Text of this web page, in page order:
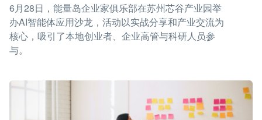
6月28日，能量岛企业家俱乐部在苏州芯谷产业园举
办AI智能体应用沙龙，活动以实战分享和产业交流为
核心，吸引了本地创业者、企业高管与科研人员参
与。